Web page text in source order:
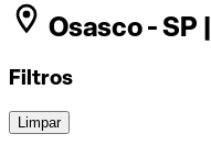
Osasco - SP |
Filtros
Limpar